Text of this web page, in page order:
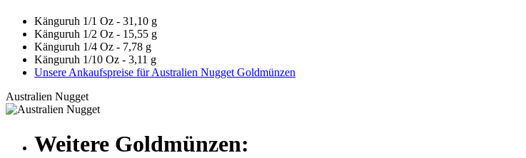
Känguruh 1/1 Oz - 31,10 g
Känguruh 1/2 Oz - 15,55 g
Känguruh 1/4 Oz - 7,78 g
Känguruh 1/10 Oz - 3,11 g
Unsere Ankaufspreise für Australien Nugget Goldmünzen
Australien Nugget
Weitere Goldmünzen: